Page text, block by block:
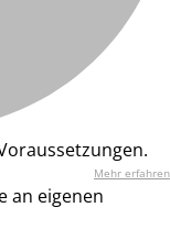
Mehr erfahren
an eigenen